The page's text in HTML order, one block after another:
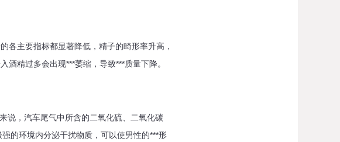
主要指标都显著降低，精子的畸形率升高，
精过多会出现***萎缩，导致***质量下降。
，汽车尾气中所含的二氧化硫、二氧化碳
的环境内分泌干扰物质，可以使男性的***形